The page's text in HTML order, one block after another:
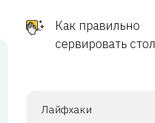
Как правильно
сервировать стол
Лайфхаки